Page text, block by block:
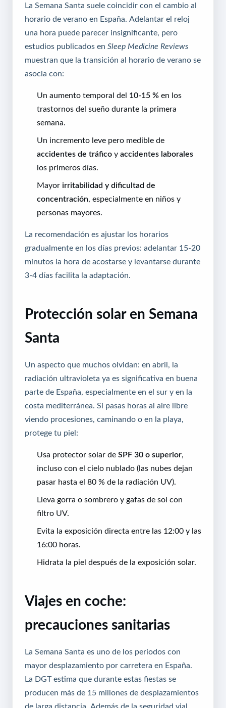
La Semana Santa suele coincidir con el cambio al
horario de verano en España. Adelantar el reloj
una hora puede parecer insignificante, pero
estudios publicados en Sleep Medicine Reviews
muestran que la transición al horario de verano se
asocia con:
Un aumento temporal del 10-15 % en los
trastornos del sueño durante la primera
semana.
Un incremento leve pero medible de
accidentes de tráfico y accidentes laborales
los primeros días.
Mayor irritabilidad y dificultad de
concentración , especialmente en niños y
personas mayores.
La recomendación es ajustar los horarios
gradualmente en los días previos: adelantar 15-20
minutos la hora de acostarse y levantarse durante
3-4 días facilita la adaptación.
Protección solar en Semana
Santa
Un aspecto que muchos olvidan: en abril, la
radiación ultravioleta ya es significativa en buena
parte de España, especialmente en el sur y en la
costa mediterránea. Si pasas horas al aire libre
viendo procesiones, caminando o en la playa,
protege tu piel:
Usa protector solar de SPF 30 o superior
incluso con el cielo nublado (las nubes dejan
pasar hasta el 80 % de la radiación UV).
Lleva gorra o sombrero y gafas de sol con
filtro UV.
Evita la exposición directa entre las 12:00 y las
16:00 horas.
Hidrata la piel después de la exposición solar.
Viajes en coche:
precauciones sanitarias
La Semana Santa es uno de los periodos con
mayor desplazamiento por carretera en España.
La DGT estima que durante estas fiestas se
producen más de 15 millones de desplazamientos
de larga distancia. Además de la seguridad vial,